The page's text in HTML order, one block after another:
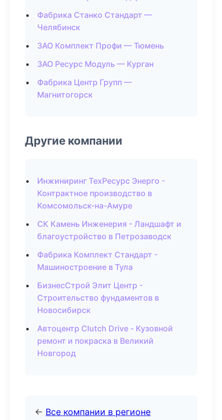
Фабрика Станко Стандарт —
Челябинск
ЗАО Комплект Профи — Тюмень
ЗАО Ресурс Модуль — Курган
Фабрика Центр Групп —
Магнитогорск
Другие компании
Инжиниринг ТехРесурс Энерго -
Контрактное производство в
Комсомольск-на-Амуре
СК Камень Инженерия - Ландшафт и
благоустройство в Петрозаводск
Фабрика Комплект Стандарт -
Машиностроение в Тула
БизнесСтрой Элит Центр -
Строительство фундаментов в
Новосибирск
Автоцентр Clutch Drive - Кузовной
ремонт и покраска в Великий
Новгород
← Все компании в регионе